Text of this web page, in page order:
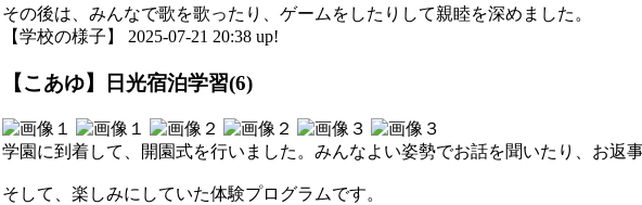
その後は、みんなで歌を歌ったり、ゲームをしたりして親睦を深めました。
【学校の様子】 2025-07-21 20:38 up!
【こあゆ】日光宿泊学習(6)
学園に到着して、開園式を行いました。みんなよい姿勢でお話を聞いたり、お返
そして、楽しみにしていた体験プログラムです。